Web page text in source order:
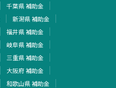
千葉県 補助金
新潟県 補助金
福井県 補助金
岐阜県 補助金
三重県 補助金
大阪府 補助金
和歌山県 補助金